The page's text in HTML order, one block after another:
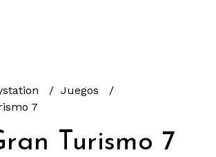
Juegos
7
Turismo 7